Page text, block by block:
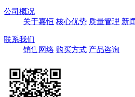
公司概况
关于嘉恒 核心优势 质量管理 新
联系我们
销售网络 购买方式 产品咨询